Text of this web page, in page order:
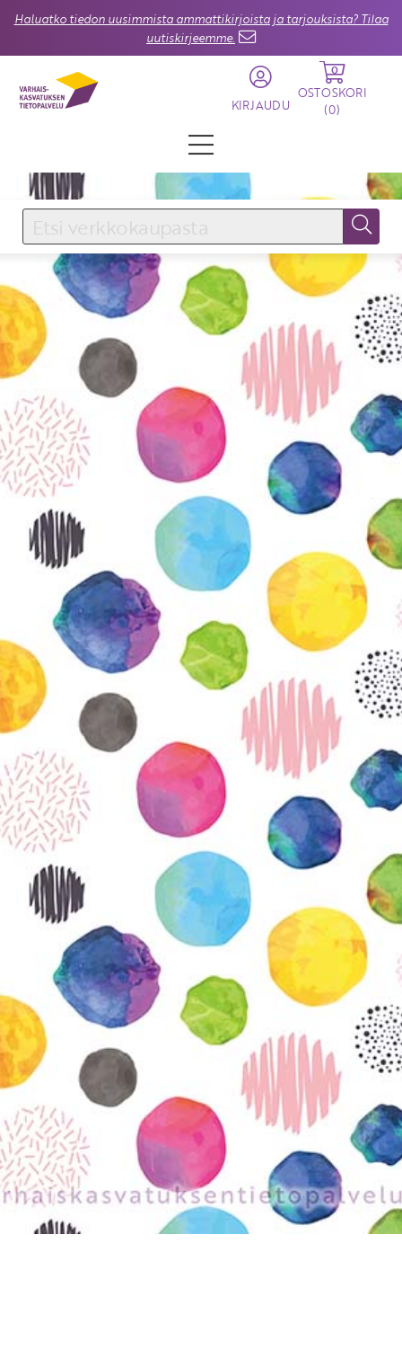
Haluatko tiedon uusimmista ammattikirjoista ja tarjouksista? Tilaa
uutiskirjeemme.
KIRJAUDU
0
OSTOSKORI
(0)
KIRJAUDU SISÄÄN
Käyttäjätunnus
Salasana
Unohtuiko salasana?
KIRJAUDU SISÄÄN
Etkö ole vielä Varhaiskasvatuksen Tietopalvelun
jäsen?
Liity tästä!